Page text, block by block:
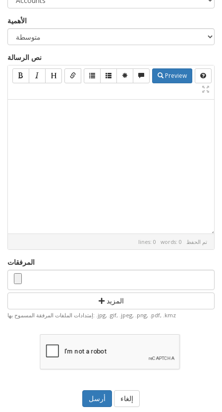
الأهمية
نص الرسالة
Preview
lines: 0 words: 0 تم الحفظ
المرفقات
المزيد
إمتدادات الملفات المرفقة المسموح بها: .jpg, .gif, .jpeg, .png, .pdf, .kmz
إلغاء